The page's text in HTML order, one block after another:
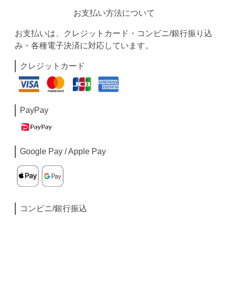
お支払い方法について
お支払いは、クレジットカード・コンビニ/銀行振り込
み・各種電子決済に対応しています。
クレジットカード
PayPay
Google Pay / Apple Pay
コンビニ/銀行振込